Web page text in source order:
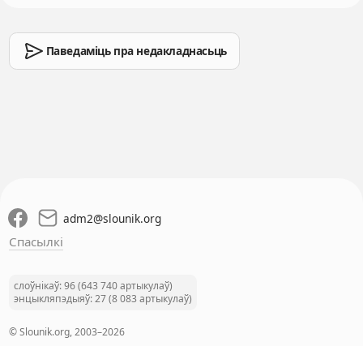
Паведаміць пра недакладнасьць
adm2@slounik.org
Спасылкі
слоўнікаў: 96 (643 740 артыкулаў)
энцыкляпэдыяў: 27 (8 083 артыкулаў)
© Slounik.org, 2003–2026